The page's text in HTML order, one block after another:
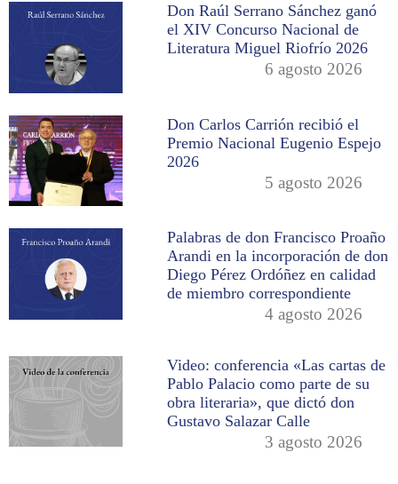
Don Raúl Serrano Sánchez ganó
el XIV Concurso Nacional de
Literatura Miguel Riofrío 2026
6 agosto 2026
Don Carlos Carrión recibió el
Premio Nacional Eugenio Espejo
2026
5 agosto 2026
Palabras de don Francisco Proaño
Arandi en la incorporación de don
Diego Pérez Ordóñez en calidad
de miembro correspondiente
4 agosto 2026
Video: conferencia «Las cartas de
Pablo Palacio como parte de su
obra literaria», que dictó don
Gustavo Salazar Calle
3 agosto 2026